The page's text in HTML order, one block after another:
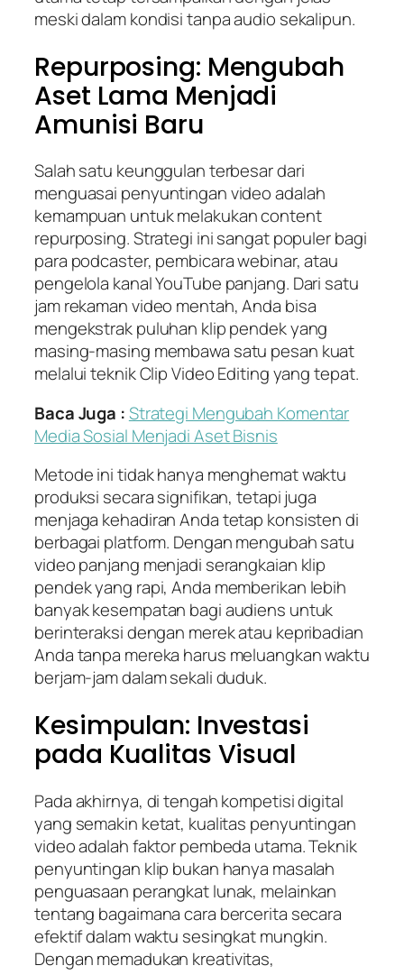
meski dalam kondisi tanpa audio sekalipun.
Repurposing: Mengubah
Aset Lama Menjadi
Amunisi Baru
Salah satu keunggulan terbesar dari
menguasai penyuntingan video adalah
kemampuan untuk melakukan content
repurposing. Strategi ini sangat populer bagi
para podcaster, pembicara webinar, atau
pengelola kanal YouTube panjang. Dari satu
jam rekaman video mentah, Anda bisa
mengekstrak puluhan klip pendek yang
masing-masing membawa satu pesan kuat
melalui teknik Clip Video Editing yang tepat.
Baca Juga :Strategi Mengubah Komentar
Media Sosial Menjadi Aset Bisnis
Metode ini tidak hanya menghemat waktu
produksi secara signifikan, tetapi juga
menjaga kehadiran Anda tetap konsisten di
berbagai platform. Dengan mengubah satu
video panjang menjadi serangkaian klip
pendek yang rapi, Anda memberikan lebih
banyak kesempatan bagi audiens untuk
berinteraksi dengan merek atau kepribadian
Anda tanpa mereka harus meluangkan waktu
berjam-jam dalam sekali duduk.
Kesimpulan: Investasi
pada Kualitas Visual
Pada akhirnya, di tengah kompetisi digital
yang semakin ketat, kualitas penyuntingan
video adalah faktor pembeda utama. Teknik
penyuntingan klip bukan hanya masalah
penguasaan perangkat lunak, melainkan
tentang bagaimana cara bercerita secara
efektif dalam waktu sesingkat mungkin.
Dengan memadukan kreativitas,